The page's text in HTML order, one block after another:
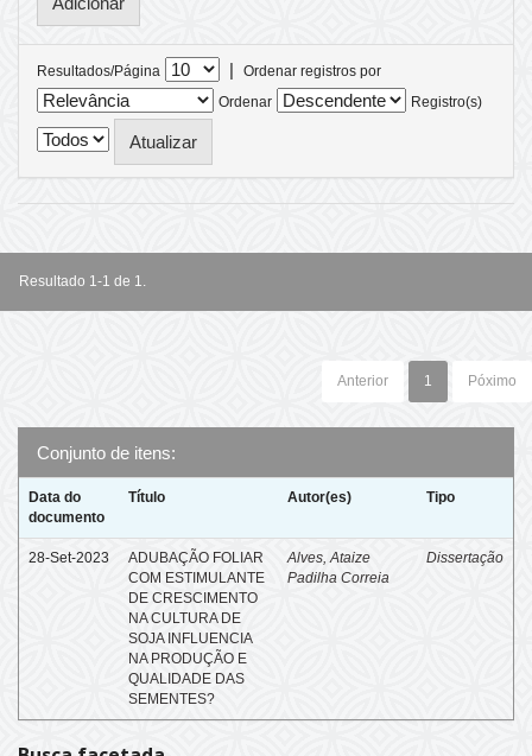
Resultados/Página |
Ordenar registros por
Ordenar
Registro(s)
Resultado 1-1 de 1.
Anterior 1 Póximo
Conjunto de itens:
Data do
documento
Título Autor(es) Tipo
28-Set-2023
ADUBAÇÃO FOLIAR
COM ESTIMULANTE
DE CRESCIMENTO
NA CULTURA DE
SOJA INFLUENCIA
NA PRODUÇÃO E
QUALIDADE DAS
SEMENTES?
Alves, Ataize
Padilha Correia
Dissertação